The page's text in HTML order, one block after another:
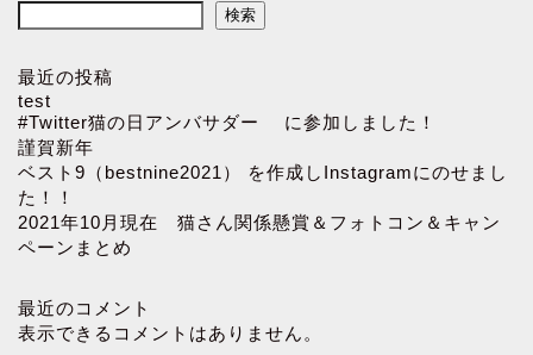
検索
最近の投稿
test
#Twitter猫の日アンバサダー に参加しました！
謹賀新年
ベスト9（bestnine2021） を作成しInstagramにのせまし
た！！
2021年10月現在 猫さん関係懸賞＆フォトコン＆キャン
ペーンまとめ
最近のコメント
表示できるコメントはありません。